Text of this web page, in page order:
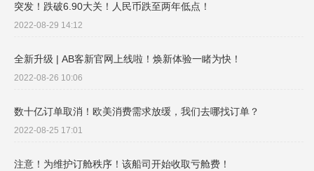
突发！跌破6.90大关！人民币跌至两年低点！
2022-08-29 14:12
全新升级 | AB客新官网上线啦！焕新体验一睹为快！
2022-08-26 10:06
数十亿订单取消！欧美消费需求放缓，我们去哪找订单？
2022-08-25 17:01
注意！为维护订舱秩序！该船司开始收取亏舱费！